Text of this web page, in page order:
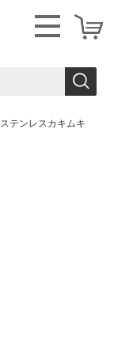
ステンレスカキムキ